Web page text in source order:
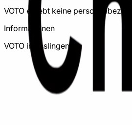
VOTO erhebt keine
Informationen
VOTO in Esslingen